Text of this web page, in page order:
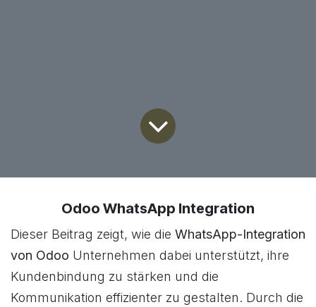
Odoo WhatsApp Integration
Dieser Beitrag zeigt, wie die WhatsApp-Integration
von Odoo Unternehmen dabei unterstützt, ihre
Kundenbindung zu stärken und die
Kommunikation effizienter zu gestalten. Durch die